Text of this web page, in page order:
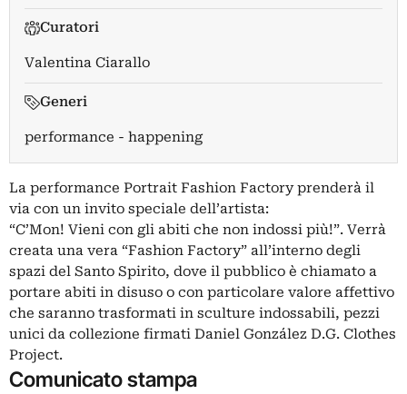
Curatori
Valentina Ciarallo
Generi
performance - happening
La performance Portrait Fashion Factory prenderà il
via con un invito speciale dell’artista:
“C’Mon! Vieni con gli abiti che non indossi più!”. Verrà
creata una vera “Fashion Factory” all’interno degli
spazi del Santo Spirito, dove il pubblico è chiamato a
portare abiti in disuso o con particolare valore affettivo
che saranno trasformati in sculture indossabili, pezzi
unici da collezione firmati Daniel González D.G. Clothes
Project.
Comunicato stampa